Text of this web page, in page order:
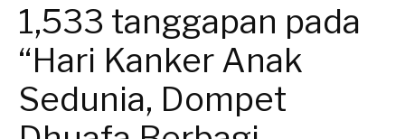
1,533 tanggapan pada
“Hari Kanker Anak
Sedunia, Dompet